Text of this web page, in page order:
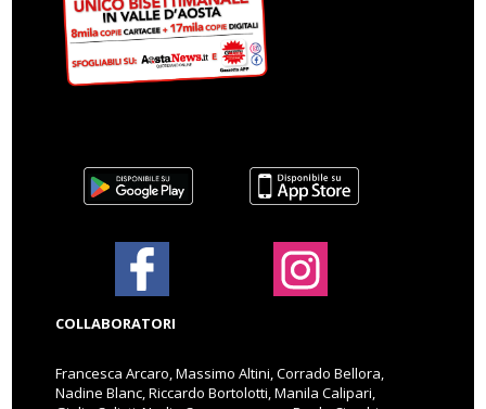
COLLABORATORI
Francesca Arcaro, Massimo Altini, Corrado Bellora,
Nadine Blanc, Riccardo Bortolotti, Manila Calipari,